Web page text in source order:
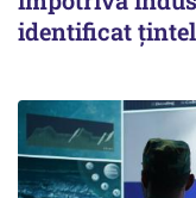
identificat